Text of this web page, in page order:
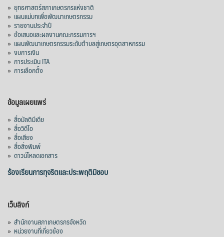
» ยุทธศาสตร์สภาเกษตรกรแห่งชาติ
» แผนแม่บทเพื่อพัฒนาเกษตรกรรม
» รายงานประจำปี
» ข้อเสนอและผลงานคณะกรรมการฯ
» แผนพัฒนาเกษตรกรรมระดับตำบลสู่เกษตรอุตสาหกรรม
» งบการเงิน
» การประเมิน ITA
» การเลือกตั้ง
ข้อมูลเผยแพร่
» สื่อมัลติมีเดีย
» สื่อวิดีโอ
» สื่อเสียง
» สื่อสิ่งพิมพ์
» ดาวน์โหลดเอกสาร
ร้องเรียนการทุจริตและประพฤติมิชอบ
เว็บลิงก์
» สำนักงานสภาเกษตรกรจังหวัด
» หน่วยงานที่เกี่ยวข้อง